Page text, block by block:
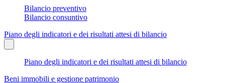
Bilancio preventivo
Bilancio consuntivo
Piano degli indicatori e dei risultati attesi di bilancio
Piano degli indicatori e dei risultati attesi di bilancio
Beni immobili e gestione patrimonio